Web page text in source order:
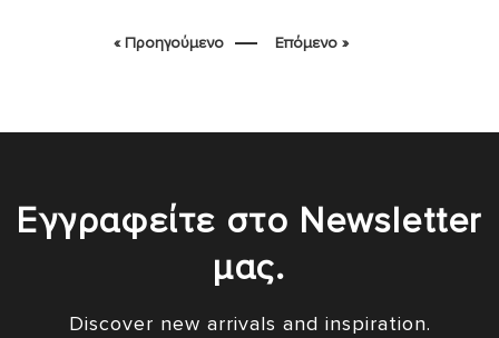
« Προηγούμενο Επόμενο »
Εγγραφείτε στο Newsletter
μας.
Discover new arrivals and inspiration.